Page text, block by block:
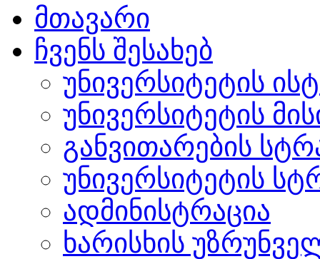
მთავარი
ჩვენს შესახებ
უნივერსიტეტის
უნივერსიტეტის
განვითარების
უნივერსიტეტის
ადმინისტრაცია
ხარისხის